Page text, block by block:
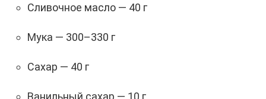
Сливочное масло — 40 г
Мука — 300–330 г
Сахар — 40 г
Ванильный сахар — 10 г